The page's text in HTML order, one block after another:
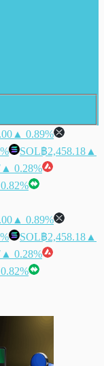
▲ 0.89%
SOL฿2,458.18 ▲
▲ 0.28%
▲ 0.89%
SOL฿2,458.18 ▲
▲ 0.28%